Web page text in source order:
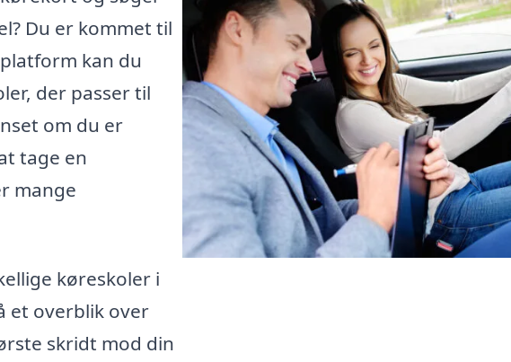
Du er kommet til
kan du
der passer til
om du er
tage en
mange
køreskoler i
et overblik over
skridt mod din